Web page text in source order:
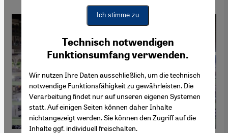
Technisch notwendigen
Funktionsumfang verwenden.
Wir nutzen Ihre Daten ausschließlich, um die technisch
notwendige Funktionsfähigkeit zu gewährleisten. Die
Verarbeitung findet nur auf unseren eigenen Systemen
statt. Auf einigen Seiten können daher Inhalte
nichtangezeigt werden. Sie können den Zugriff auf die
Inhalte ggf. individuell freischalten.
Google Maps Embed
Ich stimme zu